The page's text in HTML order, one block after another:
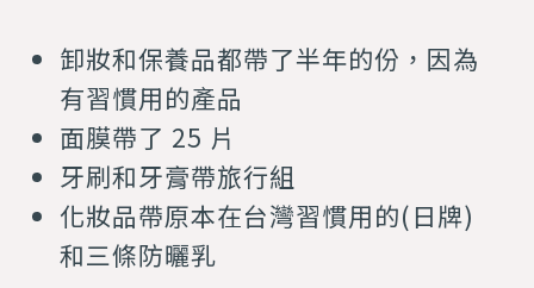
卸妝和保養品都帶了半年的份，因為
有習慣用的產品
面膜帶了 25 片
牙刷和牙膏帶旅行組
化妝品帶原本在台灣習慣用的(日牌)
和三條防曬乳